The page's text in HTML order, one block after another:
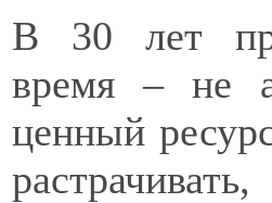
В 30 лет
время – не
ценный